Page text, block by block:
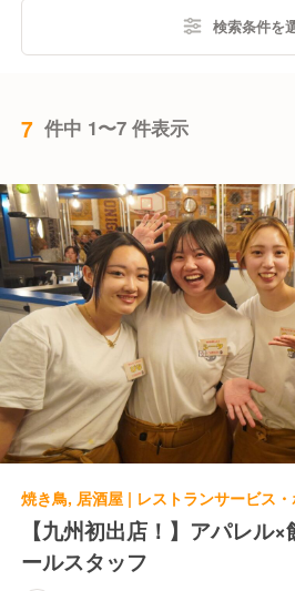
検索条件を
7 件中 1〜7 件表示
【九州初出店！】アパレル
ールスタッフ